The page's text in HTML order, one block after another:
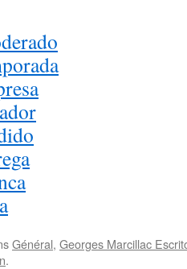
Général, Georges Marcillac
.